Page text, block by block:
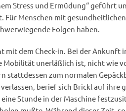
Stress und Ermüdung“ geführt
Für Menschen mit
Folgen haben.
mit dem Check-in. Bei der Ankunft
unerläßlich ist, nicht wie
stattdessen zum normalen
berief sich Brickl auf ihre
Stunde in der Maschine